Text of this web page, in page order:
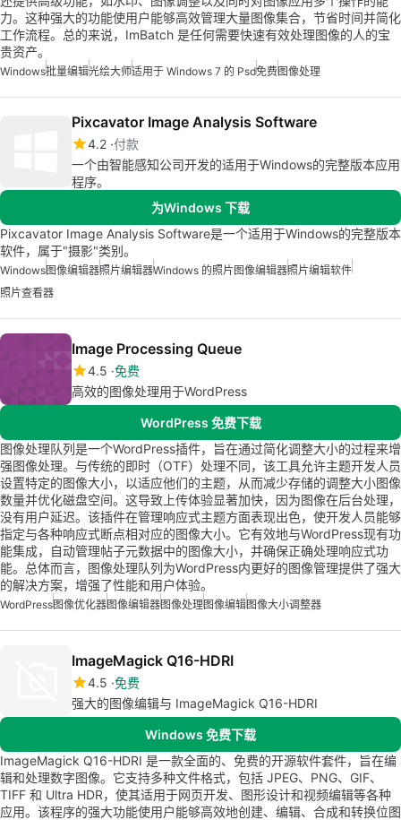
力。这种强大的功能使用户能够高效管理大量图像集合，节省时间并简化
工作流程。总的来说，ImBatch 是任何需要快速有效处理图像的人的宝
贵资产。
Windows批量编辑光绘大师适用于 Windows 7 的 Psd免费图像处理
Pixcavator Image Analysis Software
4.2 付款
一个由智能感知公司开发的适用于Windows的完整版本应用
程序。
为Windows 下载
Pixcavator Image Analysis Software是一个适用于Windows的完整版本
软件，属于"摄影"类别。
Windows图像编辑器照片编辑器Windows 的照片图像编辑器照片编辑软件
照片查看器
Image Processing Queue
4.5 免费
高效的图像处理用于WordPress
WordPress 免费下载
图像处理队列是一个WordPress插件，旨在通过简化调整大小的过程来增
强图像处理。与传统的即时（OTF）处理不同，该工具允许主题开发人员
设置特定的图像大小，以适应他们的主题，从而减少存储的调整大小图像
数量并优化磁盘空间。这导致上传体验显著加快，因为图像在后台处理，
没有用户延迟。该插件在管理响应式主题方面表现出色，使开发人员能够
指定与各种响应式断点相对应的图像大小。它有效地与WordPress现有功
能集成，自动管理帖子元数据中的图像大小，并确保正确处理响应式功
能。总体而言，图像处理队列为WordPress内更好的图像管理提供了强大
的解决方案，增强了性能和用户体验。
WordPress图像优化器图像编辑器图像处理图像编辑图像大小调整器
ImageMagick Q16-HDRI
4.5 免费
强大的图像编辑与 ImageMagick Q16-HDRI
Windows 免费下载
ImageMagick Q16-HDRI 是一款全面的、免费的开源软件套件，旨在编
辑和处理数字图像。它支持多种文件格式，包括 JPEG、PNG、GIF、
TIFF 和 Ultra HDR，使其适用于网页开发、图形设计和视频编辑等各种
应用。该程序的强大功能使用户能够高效地创建、编辑、合成和转换位图